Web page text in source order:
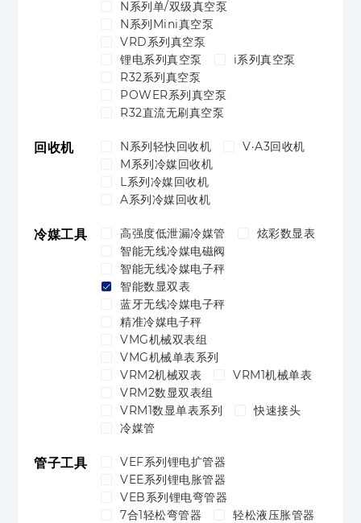
N系列单/双级真空泵
N系列Mini真空泵
VRD系列真空泵
锂电系列真空泵
i系列真空泵
R32系列真空泵
POWER系列真空泵
R32直流无刷真空泵
回收机 N系列轻快回收机
V·A3回收机
M系列冷媒回收机
L系列冷媒回收机
A系列冷媒回收机
冷媒工具 高强度低泄漏冷媒管
炫彩数显表
智能无线冷媒电磁阀
智能无线冷媒电子秤
智能数显双表
蓝牙无线冷媒电子秤
精准冷媒电子秤
VMG机械双表组
VMG机械单表系列
VRM2机械双表
VRM1机械单表
VRM2数显双表组
VRM1数显单表系列
快速接头
冷媒管
管子工具
VEF系列锂电扩管器
VEE系列锂电胀管器
VEB系列锂电弯管器
7合1轻松弯管器
轻松液压胀管器